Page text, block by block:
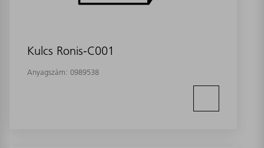
Kulcs Ronis-C001
Anyagszám: 0989538